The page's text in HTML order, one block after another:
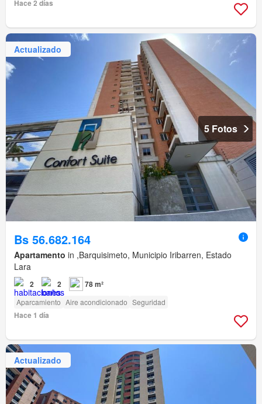
Hace 2 días
Actualizado
5 Fotos
Bs 56.682.164
Apartamento in ,Barquisimeto, Municipio Iribarren, Estado
Lara
2 2 78 m²
Aparcamiento Aire acondicionado Seguridad
Hace 1 día
Actualizado